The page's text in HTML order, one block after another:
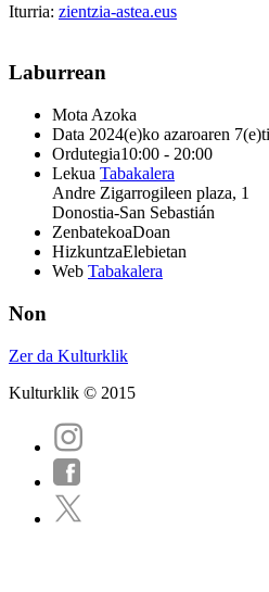
Iturria: zientzia-astea.eus
Laburrean
Mota Azoka
Data 2024(e)ko azaroaren
Ordutegia10:00 - 20:00
Lekua Tabakalera
Andre Zigarrogileen plaza, 1
Donostia-San Sebastián
ZenbatekoaDoan
HizkuntzaElebietan
Web Tabakalera
Non
Zer da Kulturklik
Kulturklik © 2015